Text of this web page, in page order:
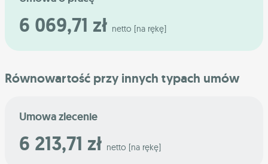
6 069,71 zł netto [na rękę]
Równowartość przy innych typach umów
Umowa zlecenie
6 213,71 zł netto [na rękę]